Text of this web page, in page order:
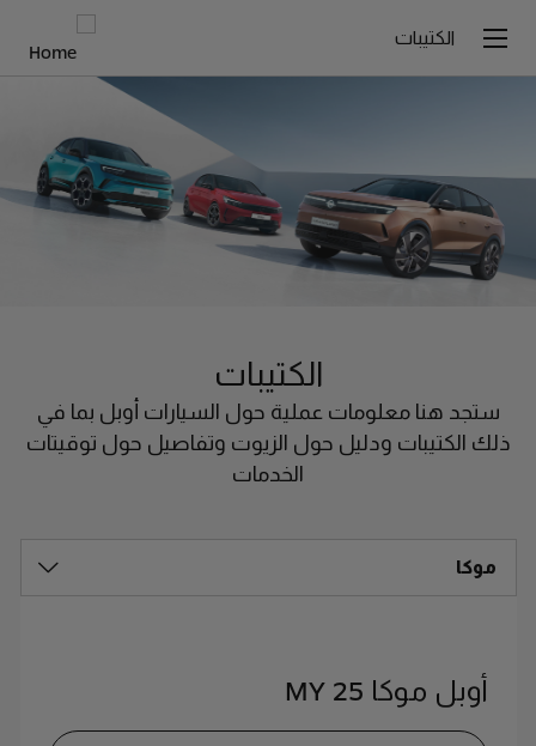
الكتيبات
الكتيبات
ستجد هنا معلومات عملية حول السيارات أوبل بما في
ذلك الكتيبات ودليل حول الزيوت وتفاصيل حول توقيتات
الخدمات
موكا
أوبل موكا MY 25